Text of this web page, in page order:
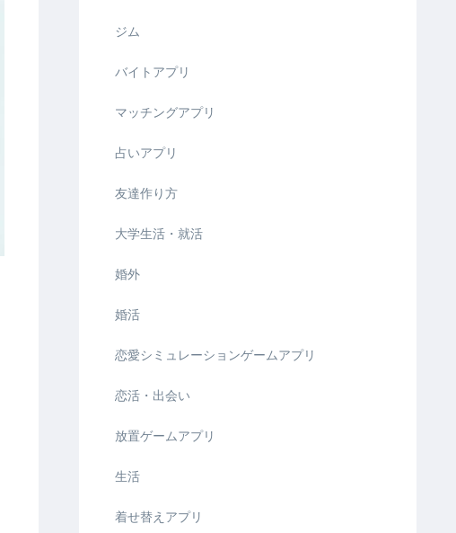
ジム
バイトアプリ
マッチングアプリ
占いアプリ
友達作り方
大学生活・就活
婚外
婚活
恋愛シミュレーションゲームアプリ
恋活・出会い
放置ゲームアプリ
生活
着せ替えアプリ